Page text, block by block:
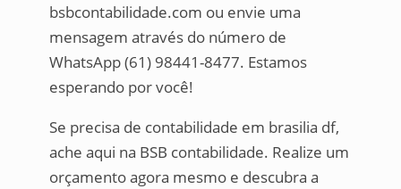
bsbcontabilidade.com ou envie uma
mensagem através do número de
WhatsApp (61) 98441-8477. Estamos
esperando por você!
Se precisa de contabilidade em brasilia df,
ache aqui na BSB contabilidade. Realize um
orçamento agora mesmo e descubra a